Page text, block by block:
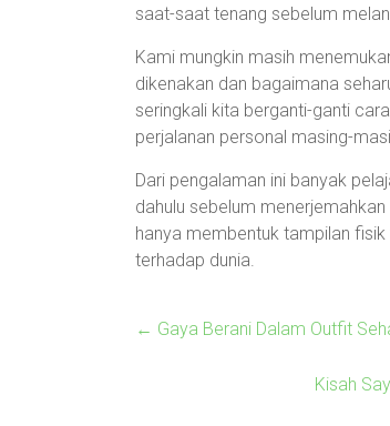
saat-saat tenang sebelum
Kami mungkin masih
dikenakan dan bagaimana
seringkali kita berganti-ganti
perjalanan personal masing-
Dari pengalaman ini banyak
dahulu sebelum
hanya membentuk tampilan
terhadap dunia.
← Gaya Berani Dalam Outfit
Kisah